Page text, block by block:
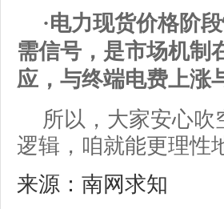
·电力现货价格阶
需信号，是市场机制
应，与终端电费上涨
所以，大家安心
逻辑，咱就能更理性
来源：南网求知